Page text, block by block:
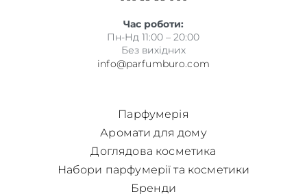
Час роботи:
Пн-Нд 11:00 – 20:00
Без вихідних
info@parfumburo.com
Парфумерія
Аромати для дому
Доглядова косметика
Набори парфумерії та косметики
Бренди